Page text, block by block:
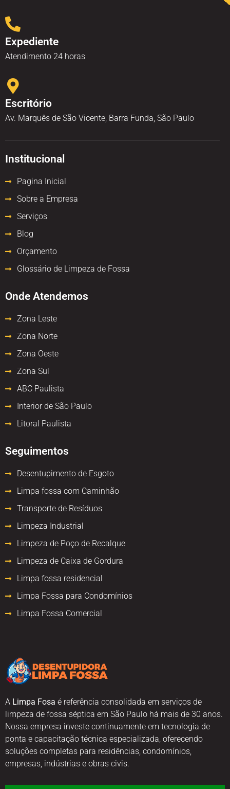
A Limpa Fosa é referência consolidada em serviços de
limpeza de fossa séptica em São Paulo há mais de 30 anos.
Nossa empresa investe continuamente em tecnologia de
ponta e capacitação técnica especializada, oferecendo
soluções completas para residências, condomínios,
empresas, indústrias e obras civis.
Expediente
Atendimento 24 horas
Escritório
Av. Marquês de São Vicente, Barra Funda, São Paulo
Institucional
Pagina Inicial
Sobre a Empresa
Serviços
Blog
Orçamento
Glossário de Limpeza de Fossa
Onde Atendemos
Zona Leste
Zona Norte
Zona Oeste
Zona Sul
ABC Paulista
Interior de São Paulo
Litoral Paulista
Seguimentos
Desentupimento de Esgoto
Limpa fossa com Caminhão
Transporte de Resíduos
Limpeza Industrial
Limpeza de Poço de Recalque
Limpeza de Caixa de Gordura
Limpa fossa residencial
Limpa Fossa para Condomínios
Limpa Fossa Comercial